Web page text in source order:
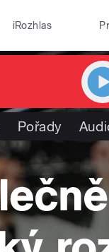
iRozhlas
Pořady